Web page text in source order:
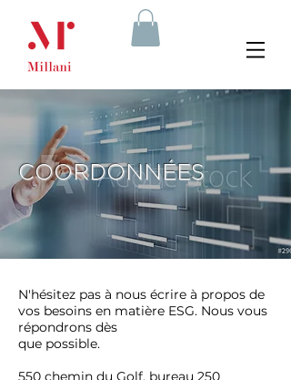
COORDONNÉES
N'hésitez pas à nous écrire à propos de
vos besoins en matière ESG. Nous vous
répondrons dès
que possible.
550 chemin du Golf, bureau 250